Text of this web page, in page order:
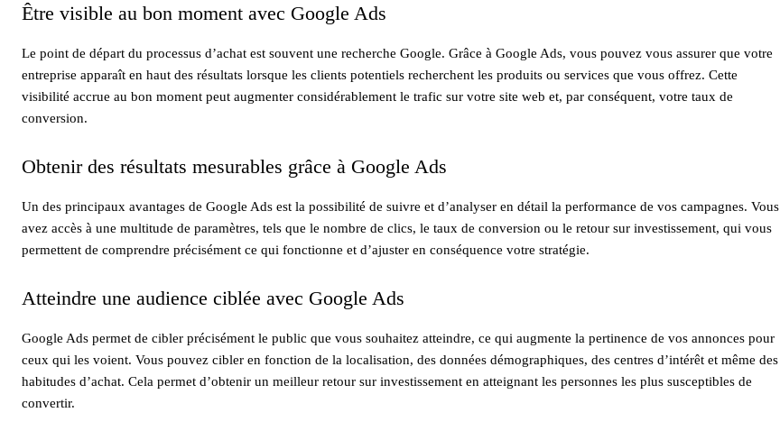
Être visible au bon moment avec Google Ads
Le point de départ du processus d’achat est souvent une recherche Google. Grâce à Google Ads, vous pouvez vous assurer que votre
entreprise apparaît en haut des résultats lorsque les clients potentiels recherchent les produits ou services que vous offrez. Cette
visibilité accrue au bon moment peut augmenter considérablement le trafic sur votre site web et, par conséquent, votre taux de
conversion.
Obtenir des résultats mesurables grâce à Google Ads
Un des principaux avantages de Google Ads est la possibilité de suivre et d’analyser en détail la performance de vos campagnes. Vous
avez accès à une multitude de paramètres, tels que le nombre de clics, le taux de conversion ou le retour sur investissement, qui vous
permettent de comprendre précisément ce qui fonctionne et d’ajuster en conséquence votre stratégie.
Atteindre une audience ciblée avec Google Ads
Google Ads permet de cibler précisément le public que vous souhaitez atteindre, ce qui augmente la pertinence de vos annonces pour
ceux qui les voient. Vous pouvez cibler en fonction de la localisation, des données démographiques, des centres d’intérêt et même des
habitudes d’achat. Cela permet d’obtenir un meilleur retour sur investissement en atteignant les personnes les plus susceptibles de
convertir.